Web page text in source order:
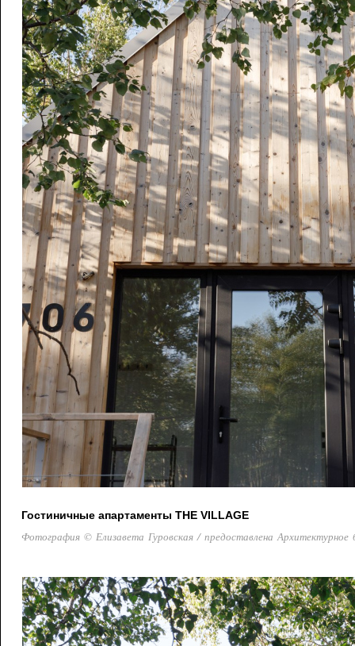
Гостиничные апартаменты THE VILLAGE
Фотография © Елизавета Гуровская / предоставлена Архитектурное